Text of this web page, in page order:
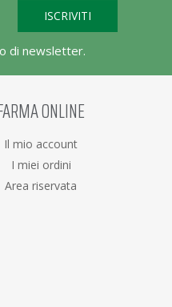
di newsletter.
ONLINE
Il mio account
I miei ordini
Area riservata